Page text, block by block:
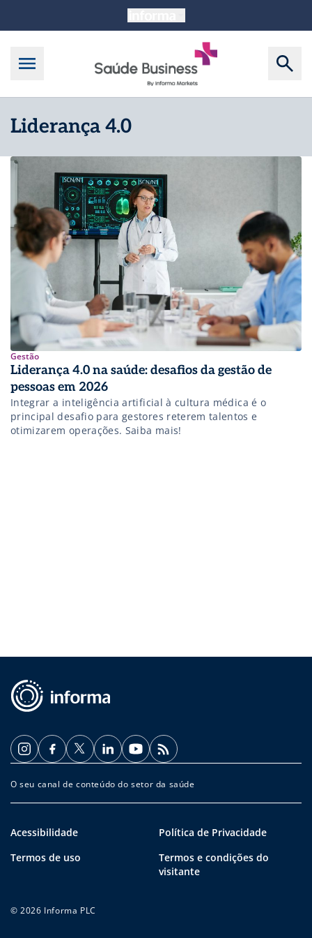
Liderança 4.0
Gestão
Liderança 4.0 na saúde: desafios da gestão de
pessoas em 2026
Integrar a inteligência artificial à cultura médica é o
principal desafio para gestores reterem talentos e
otimizarem operações. Saiba mais!
O seu canal de conteúdo do setor da saúde
Acessibilidade
Política de Privacidade
Termos de uso
Termos e condições do
visitante
© 2026 Informa PLC